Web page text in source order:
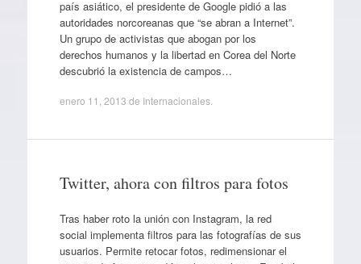
país asiático, el presidente de Google pidió a las
autoridades norcoreanas que “se abran a Internet”.
Un grupo de activistas que abogan por los
derechos humanos y la libertad en Corea del Norte
descubrió la existencia de campos…
enero 11, 2013 de Internacionales.
Twitter, ahora con filtros para fotos
Tras haber roto la unión con Instagram, la red
social implementa filtros para las fotografías de sus
usuarios. Permite retocar fotos, redimensionar el